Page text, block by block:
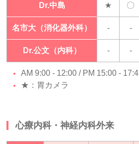
Dr.中島 ★ 〇
名市大（消化器外科） - -
Dr.公文（内科） - -
AM 9:00 - 12:00 / PM 15:00 -
★：胃カメラ
心療内科・神経内科外来